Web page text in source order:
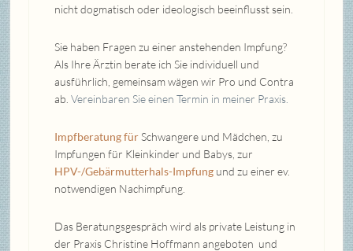
nicht dogmatisch oder ideologisch beeinflusst sein.
Sie haben Fragen zu einer anstehenden Impfung?
Als Ihre Ärztin berate ich Sie individuell und
ausführlich, gemeinsam wägen wir Pro und Contra
ab. Vereinbaren Sie einen Termin in meiner Praxis.
Impfberatung fürSchwangere und Mädchen, zu
Impfungen für Kleinkinder und Babys, zur
HPV-/Gebärmutterhals-Impfungund zu einer ev.
notwendigen Nachimpfung.
Das Beratungsgespräch wird als private Leistung in
der Praxis Christine Hoffmann angeboten und